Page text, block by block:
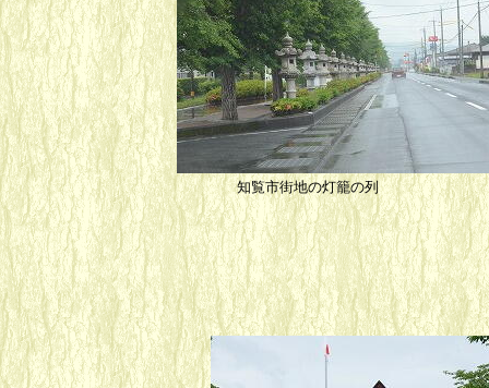
知覧市街地の灯籠の列